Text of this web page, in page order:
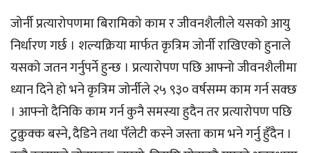
जोर्नी प्रत्यारोपणमा बिरामिको काम र जीवनशैलीले यसको आयु
निर्धारण गर्छ । शल्यक्रिया मार्फत कृत्रिम जोर्नी राखिएको हुनाले
यसको जतन गर्नुपर्ने हुन्छ । प्रत्यारोपण पछि आफ्नो जीवनशैलीमा
ध्यान दिने हो भने कृत्रिम जोर्नीले २५ ९३० वर्षसम्म काम गर्न सक्छ
। आफ्नो दैनिकि काम गर्न कुनै समस्या हुदैन तर प्रत्यारोपण पछि
टुक्रुक्क बस्ने, दैडिने तथा पँलेटी कस्ने जस्ता काम भने गर्नु हुँदैन ।